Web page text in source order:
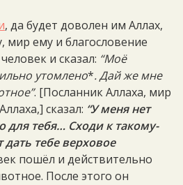
, да будет доволен им Аллах,
мир ему и благословение
и сказал: “Моё
утомлено*. Дай же мне
. [Посланник Аллаха, мир
сказал: “У меня нет
для тебя… Сходи к такому-
тебе верховое
пошёл и действительно
После этого он